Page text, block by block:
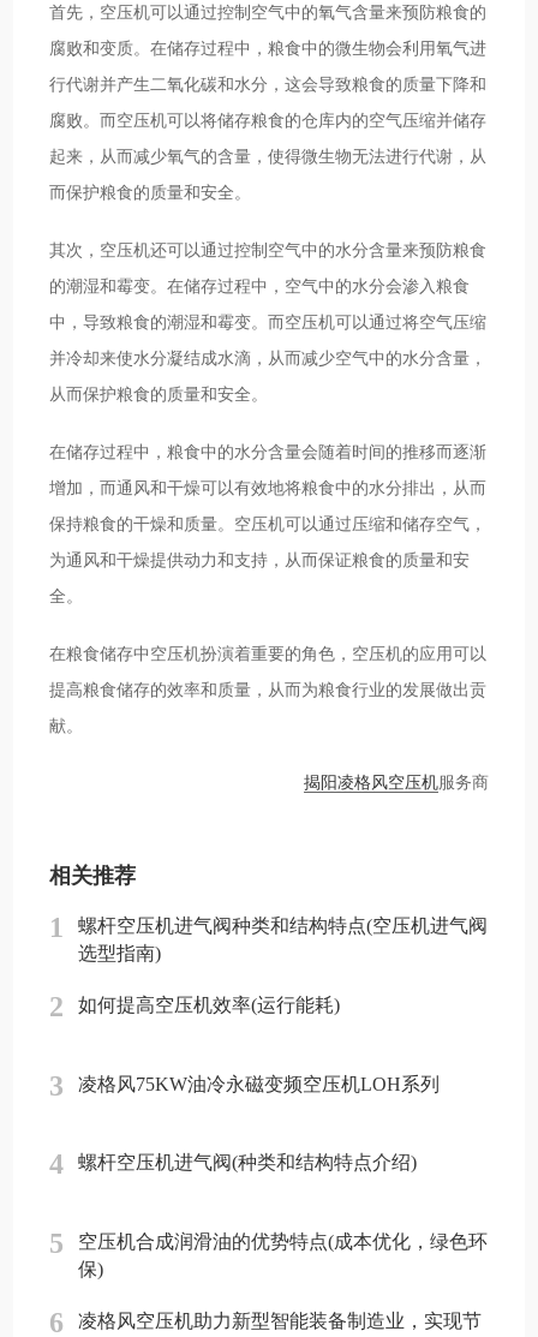
首先，空压机可以通过控制空气中的氧气含量来预防粮食的
腐败和变质。在储存过程中，粮食中的微生物会利用氧气进
行代谢并产生二氧化碳和水分，这会导致粮食的质量下降和
腐败。而空压机可以将储存粮食的仓库内的空气压缩并储存
起来，从而减少氧气的含量，使得微生物无法进行代谢，从
而保护粮食的质量和安全。
其次，空压机还可以通过控制空气中的水分含量来预防粮食
的潮湿和霉变。在储存过程中，空气中的水分会渗入粮食
中，导致粮食的潮湿和霉变。而空压机可以通过将空气压缩
并冷却来使水分凝结成水滴，从而减少空气中的水分含量，
从而保护粮食的质量和安全。
在储存过程中，粮食中的水分含量会随着时间的推移而逐渐
增加，而通风和干燥可以有效地将粮食中的水分排出，从而
保持粮食的干燥和质量。空压机可以通过压缩和储存空气，
为通风和干燥提供动力和支持，从而保证粮食的质量和安
全。
在粮食储存中空压机扮演着重要的角色，空压机的应用可以
提高粮食储存的效率和质量，从而为粮食行业的发展做出贡
献。
揭阳凌格风空压机服务商
相关推荐
1
螺杆空压机进气阀种类和结构特点(空压机进气阀
选型指南)
2 如何提高空压机效率(运行能耗)
3 凌格风75KW油冷永磁变频空压机LOH系列
4 螺杆空压机进气阀(种类和结构特点介绍)
5
空压机合成润滑油的优势特点(成本优化，绿色环
保)
6 凌格风空压机助力新型智能装备制造业，实现节